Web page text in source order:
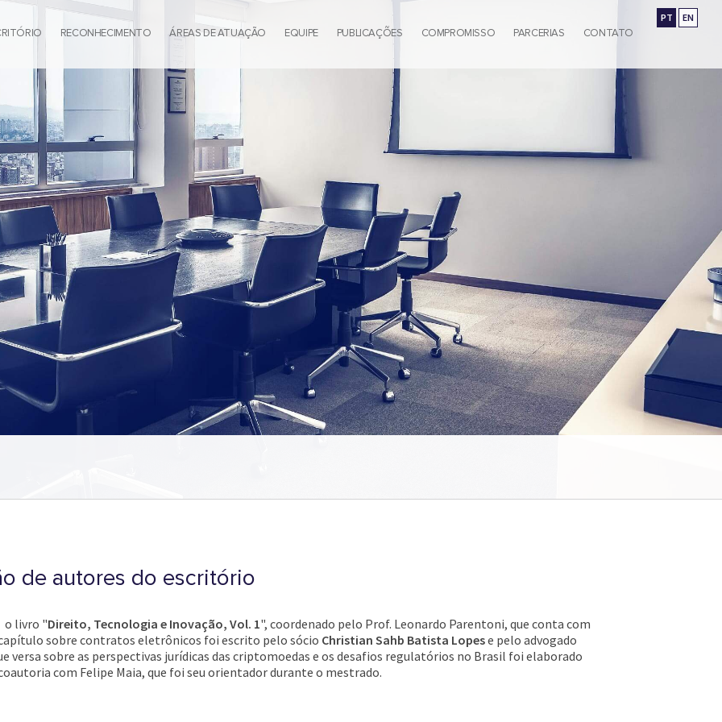
PT EN
RECONHECIMENTO ÁREAS DE ATUAÇÃO EQUIPE PUBLICAÇÕES COMPROMISSO PARCERIAS CONTATO
de autores do escritório
o livro "Direito, Tecnologia e Inovação, Vol. 1", coordenado pelo Prof. Leonardo Parentoni, que conta com
sobre contratos eletrônicos foi escrito pelo sócio Christian Sahb Batista Lopese pelo advogado
versa sobre as perspectivas jurídicas das criptomoedas e os desafios regulatórios no Brasil foi elaborado
com Felipe Maia, que foi seu orientador durante o mestrado.